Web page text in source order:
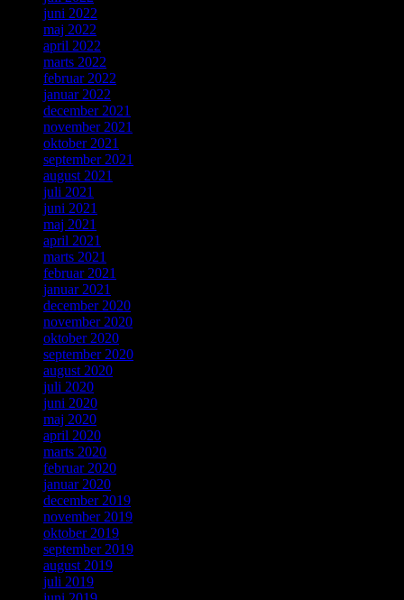
juni 2022
maj 2022
april 2022
marts 2022
februar 2022
januar 2022
december 2021
november 2021
oktober 2021
september 2021
august 2021
juli 2021
juni 2021
maj 2021
april 2021
marts 2021
februar 2021
januar 2021
december 2020
november 2020
oktober 2020
september 2020
august 2020
juli 2020
juni 2020
maj 2020
april 2020
marts 2020
februar 2020
januar 2020
december 2019
november 2019
oktober 2019
september 2019
august 2019
juli 2019